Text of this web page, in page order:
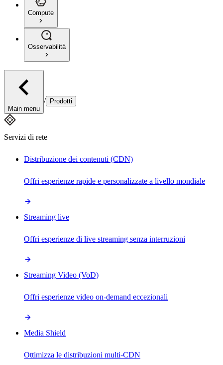
Compute
Osservabilità
Main menu
/ Prodotti
Servizi di rete
Distribuzione dei contenuti (CDN)
Offri esperienze rapide e personalizzate a livello mondiale
Streaming live
Offri esperienze di live streaming senza interruzioni
Streaming Video (VoD)
Offri esperienze video on-demand eccezionali
Media Shield
Ottimizza le distribuzioni multi-CDN